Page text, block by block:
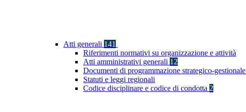
Atti generali 141
Riferimenti normativi su organizzazione e attività
Atti amministrativi generali 12
Documenti di programmazione strategico-gestionale
Statuti e leggi regionali
Codice disciplinare e codice di condotta 2